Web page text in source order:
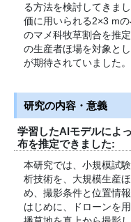
る方法を検討してきま
価に用いられる2×3 m
のマメ科牧草割合を推
の生産者ほ場を対象と
が期待されていました。
研究の内容・意義
学習したAIモデルによ
布を推定できました:
本研究では、小規模試
析技術を、大規模生産
め、撮影条件と位置情
はじめに、ドローンを